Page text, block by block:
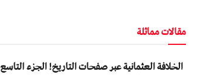
مقالات مماثلة
الخلافة العثمانية عبر صفحات التاريخ! الجزء التاسع